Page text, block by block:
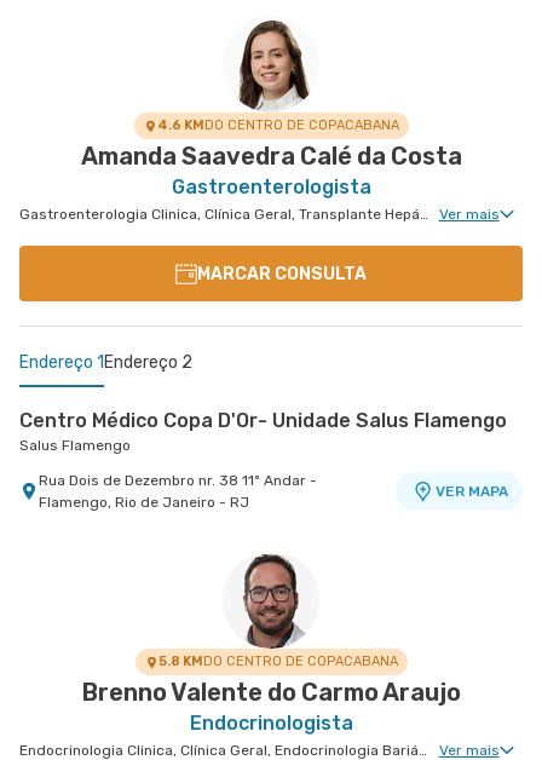
4.6 KMDO CENTRO DE COPACABANA
Amanda Saavedra Calé da Costa
Gastroenterologista
Gastroenterologia Clinica, Clínica Geral, Transplante Hepático, Hepatologia Ver mais
MARCAR CONSULTA
Endereço 1 Endereço 2
Centro Médico Copa D'Or- Unidade Salus Flamengo
Salus Flamengo
Rua Dois de Dezembro nr. 38 11º Andar -
Flamengo, Rio de Janeiro - RJ
VER MAPA
Rua Almirante Baltazar nr. 333 8° Andar - Sao
Cristovao, Rio de Janeiro - RJ
5.8 KMDO CENTRO DE COPACABANA
Brenno Valente do Carmo Araujo
Endocrinologista
Endocrinologia Clinica, Clínica Geral, Endocrinologia Bariátrica, Doenças Osteometabólicas Ver mais